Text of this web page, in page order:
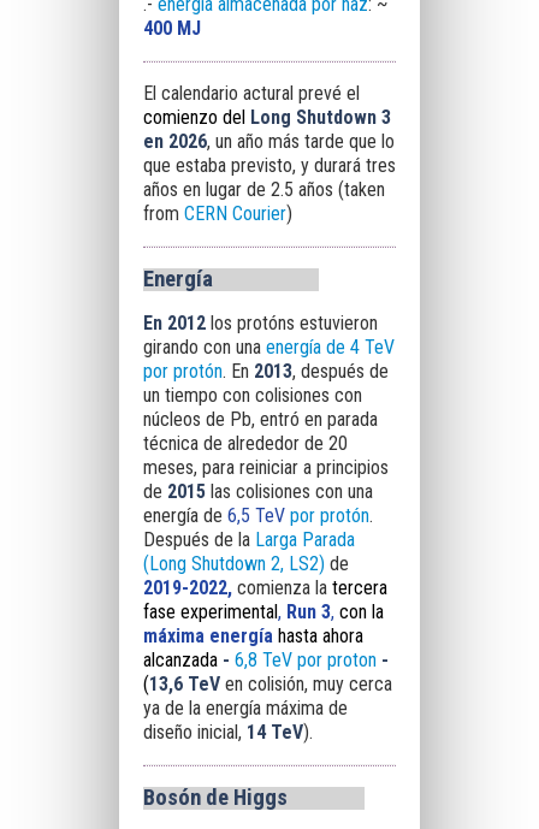
400 MJ
El calendario actural prevé el
comienzo del Long Shutdown 3
en 2026, un año más tarde que lo
que estaba previsto, y durará tres
años en lugar de 2.5 años (taken
from CERN Courier)
Energía
En 2012los protóns estuvieron
girando con una energía de 4 TeV
por protón. En 2013, después de
un tiempo con colisiones con
núcleos de Pb, entró en parada
técnica de alrededor de 20
meses, para reiniciar a principios
de 2015las colisiones con una
energía de 6,5 TeVpor protón.
Después de laLarga Parada
(Long Shutdown 2, LS2) de
2019-2022, comienza latercera
fase experimental, Run 3, con la
máxima energía hasta ahora
alcanzada- 6,8 TeV por proton-
(13,6 TeVen colisión, muy cerca
ya de la energía máxima de
diseño inicial, 14 TeV).
Bosón de Higgs